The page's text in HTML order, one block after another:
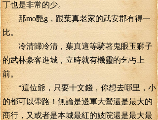
丁也是非常的少。
那mo艷g，跟葉真老家的武安郡有得一
比。
冷清歸冷清，葉真這等騎著鬼眼玉獅子
的武林豪客進城，立時就有機靈的乞丐上
前。
“這位爺，只要十文錢，你想去哪里，小
的都可以帶路！無論是邊軍大營還是最大的
商行，又或者是本城最紅的妓院還是最大最